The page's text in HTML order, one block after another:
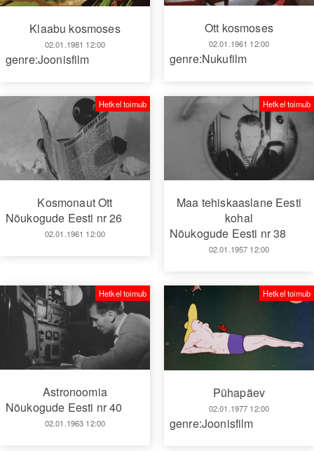
Klaabu kosmoses
02.01.1981 12:00
genre:Joonisfilm
Ott kosmoses
02.01.1961 12:00
genre:Nukufilm
Kosmonaut Ott
Nõukogude Eesti nr 26
02.01.1961 12:00
Hetkel toimub
Maa tehiskaaslane Eesti
kohal
Nõukogude Eesti nr 38
02.01.1957 12:00
Hetkel toimub
Astronoomia
Nõukogude Eesti nr 40
02.01.1963 12:00
Hetkel toimub
Pühapäev
02.01.1977 12:00
Hetkel toimub
genre:Joonisfilm